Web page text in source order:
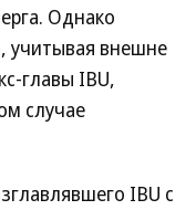
Однако
учитывая внешне
главы IBU,
случае
IBU с